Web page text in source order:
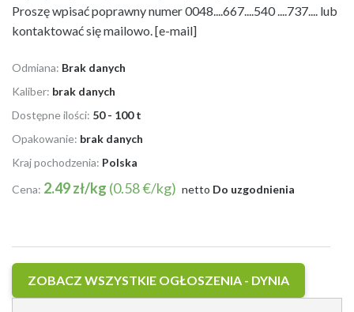
Proszę wpisać poprawny numer 0048....667....540 ....737.... lub
kontaktować się mailowo. [e-mail]
Odmiana: Brak danych
Kaliber: brak danych
Dostępne ilości: 50 - 100 t
Opakowanie: brak danych
Kraj pochodzenia: Polska
Cena: 2.49 zł/kg (0.58 €/kg) netto Do uzgodnienia
ZOBACZ WSZYSTKIE OGŁOSZENIA - DYNIA